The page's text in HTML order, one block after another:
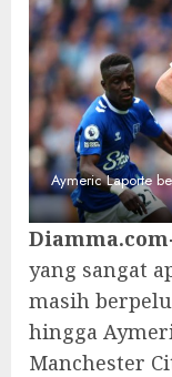
Aymeric Laporte
yang sangat
masih
hingga
Manchester